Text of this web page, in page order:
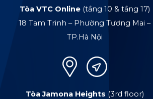
Tòa VTC Online(tầng 10 & tầng 17)
18 Tam Trinh – Phường Tương Mai –
TP.Hà Nội
Tòa Jamona Heights (3rd floor)